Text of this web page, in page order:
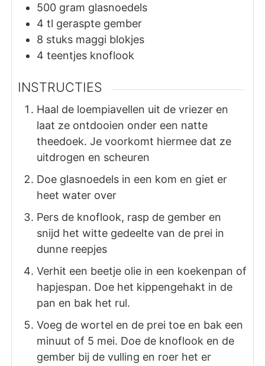
500 gram glasnoedels
4 tl geraspte gember
8 stuks maggi blokjes
4 teentjes knoflook
INSTRUCTIES
Haal de loempiavellen uit de vriezer en
laat ze ontdooien onder een natte
theedoek. Je voorkomt hiermee dat ze
uitdrogen en scheuren
Doe glasnoedels in een kom en giet er
heet water over
Pers de knoflook, rasp de gember en
snijd het witte gedeelte van de prei in
dunne reepjes
Verhit een beetje olie in een koekenpan of
hapjespan. Doe het kippengehakt in de
pan en bak het rul.
Voeg de wortel en de prei toe en bak een
minuut of 5 mei. Doe de knoflook en de
gember bij de vulling en roer het er